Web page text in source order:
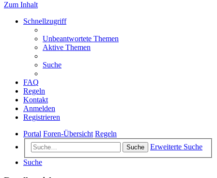
Zum Inhalt
Schnellzugriff
Unbeantwortete Themen
Aktive Themen
Suche
FAQ
Regeln
Kontakt
Anmelden
Registrieren
Portal Foren-Übersicht Regeln
Suche
Erweiterte Suche
Suche